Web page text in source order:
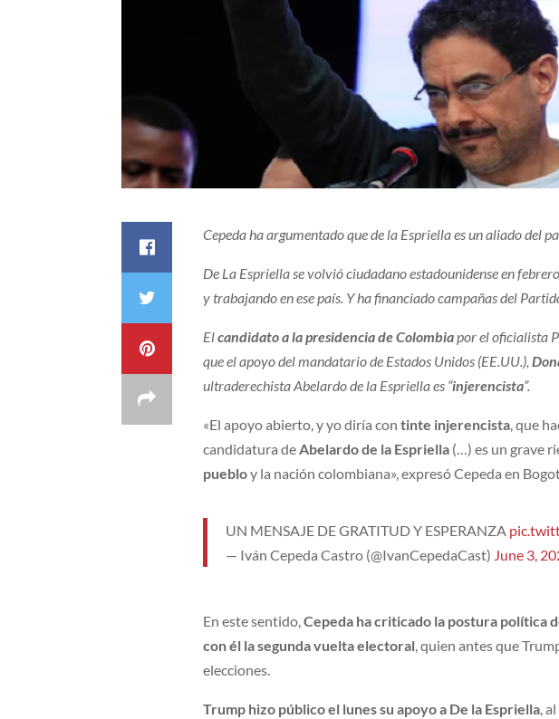
Cepeda ha argumentado que de la Espriella es un aliado del
De La Espriella se volvió ciudadano estadounidense en
y trabajando en ese país. Y ha financiado campañas del
Elcandidato a la presidencia de Colombiapor el oficialista
que el apoyo del mandatario de Estados Unidos (EE.UU.),
ultraderechista Abelardo de la Espriella es “injerencista”.
«El apoyo abierto, y yo diría continte injerencista, que
candidatura deAbelardo de la Espriella (…) es un grave
puebloy la nación colombiana», expresó Cepeda en
UN MENSAJE DE GRATITUD Y ESPERANZA
— Iván Cepeda Castro (@IvanCepedaCast) June 3,
En este sentido,Cepeda ha criticado la postura política
con él la segunda vuelta electoral, quien antes que
elecciones.
Trump hizo público el lunes su apoyo a De la Espriella,